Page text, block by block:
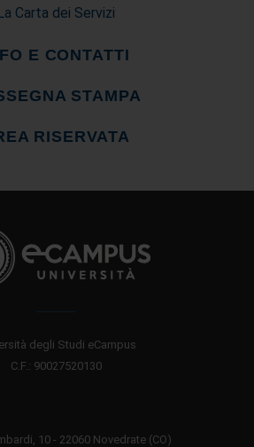
Carta dei Servizi
E CONTATTI
STAMPA
RISERVATA
degli Studi eCampus
C.F.: 90027520130
10 - 22060 Novedrate (CO)